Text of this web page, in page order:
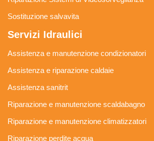
Sostituzione salvavita
Servizi Idraulici
Assistenza e manutenzione condizionatori
Assistenza e riparazione caldaie
Assistenza sanitrit
Riparazione e manutenzione scaldabagno
Riparazione e manutenzione climatizzatori
Riparazione perdite acqua